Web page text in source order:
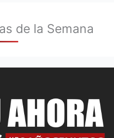
de la Semana